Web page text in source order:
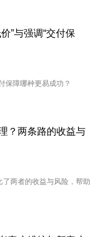
”与强调“交付保
保障哪种更易成功？
？两条路的收益与
两者的收益与风险，帮助